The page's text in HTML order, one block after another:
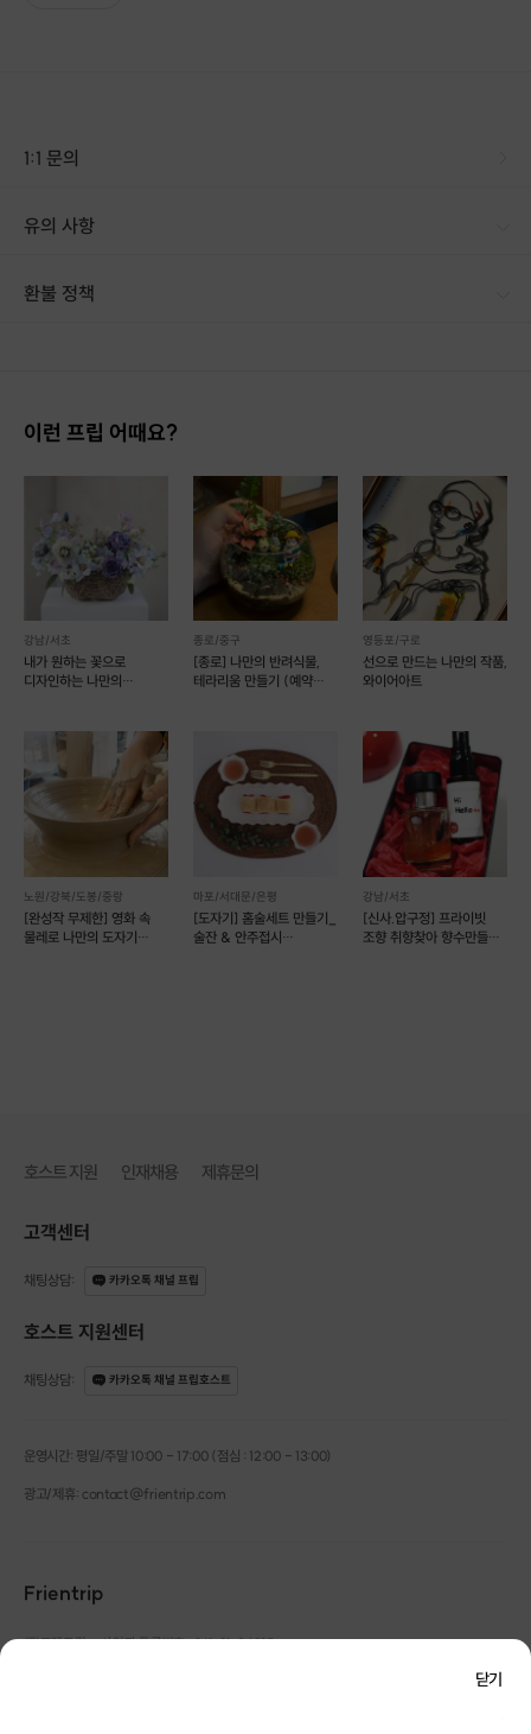
닫기
inspiration
브런치스튜디오의 감성으로 제작된 디자인
1:1 문의
유의 사항
환불 정책
이런 프립 어때요?
강남/서초
내가 원하는 꽃으로
디자인하는 나만의
종로/중구
[종로] 나만의 반려식물,
테라리움 만들기 (예약
영등포/구로
선으로 만드는 나만의 작품,
와이어아트
노원/강북/도봉/중랑
[완성작 무제한] 영화 속
물레로 나만의 도자기
마포/서대문/은평
[도자기] 홈술세트 만들기_
술잔 & 안주접시
강남/서초
[신사.압구정] 프라이빗
조향 취향찾아 향수만들기
호스트 지원 인재채용 제휴문의
고객센터
채팅상담: 카카오톡 채널 프립
호스트 지원센터
채팅상담: 카카오톡 채널 프립호스트
운영시간: 평일/주말 10:00 - 17:00 (점심 : 12:00 - 13:00)
광고/제휴: contact@frientrip.com
Frientrip
㈜프렌트립 | 사업자 등록번호 : 261-81-04385